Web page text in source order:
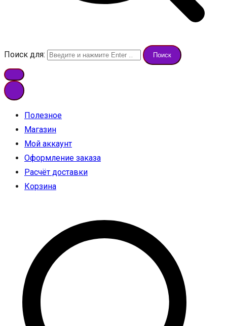
Поиск для:
Полезное
Магазин
Мой аккаунт
Оформление заказа
Расчёт доставки
Корзина